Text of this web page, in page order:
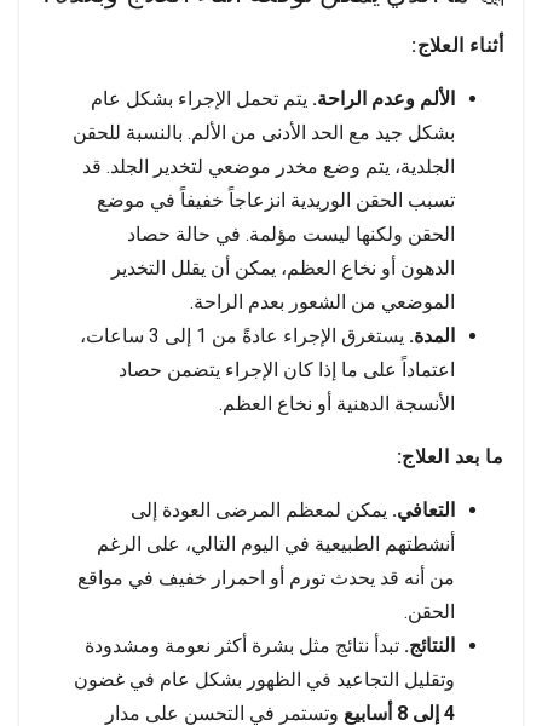
أثناء العلاج:
الألم وعدم الراحة. يتم تحمل الإجراء بشكل عام
بشكل جيد مع الحد الأدنى من الألم. بالنسبة للحقن
الجلدية، يتم وضع مخدر موضعي لتخدير الجلد. قد
تسبب الحقن الوريدية انزعاجاً خفيفاً في موضع
الحقن ولكنها ليست مؤلمة. في حالة حصاد
الدهون أو نخاع العظم، يمكن أن يقلل التخدير
الموضعي من الشعور بعدم الراحة.
المدة.
يستغرق الإجراء عادةً من 1 إلى 3 ساعات،
اعتماداً على ما إذا كان الإجراء يتضمن حصاد
الأنسجة الدهنية أو نخاع العظم.
ما بعد العلاج:
التعافي. يمكن لمعظم المرضى العودة إلى
أنشطتهم الطبيعية في اليوم التالي، على الرغم
من أنه قد يحدث تورم أو احمرار خفيف في مواقع
الحقن.
النتائج. تبدأ نتائج مثل بشرة أكثر نعومة ومشدودة
وتقليل التجاعيد في الظهور بشكل عام في غضون
4 إلى 8 أسابيع
وتستمر في التحسن على مدار